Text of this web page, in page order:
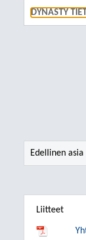
DYNASTY
Edellinen asia
Liitteet